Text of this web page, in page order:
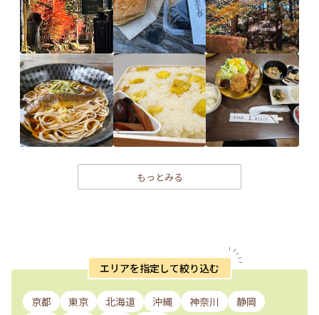
もっとみる
エリアを指定して絞り込む
京都 東京 北海道 沖縄 神奈川
静岡